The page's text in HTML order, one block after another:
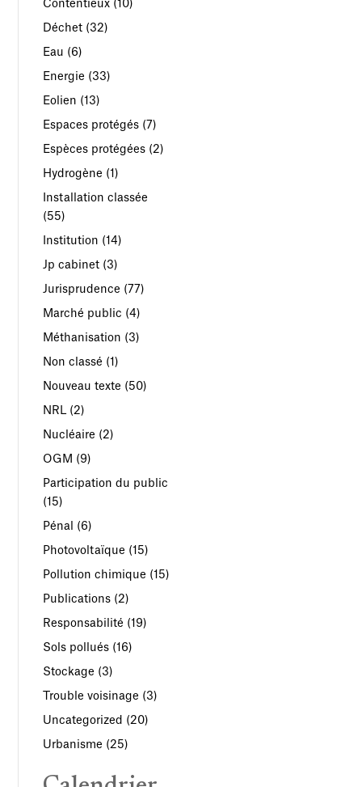
Contentieux (10)
Déchet (32)
Eau (6)
Energie (33)
Eolien (13)
Espaces protégés (7)
Espèces protégées (2)
Hydrogène (1)
Installation classée
(55)
Institution (14)
Jp cabinet (3)
Jurisprudence (77)
Marché public (4)
Méthanisation (3)
Non classé (1)
Nouveau texte (50)
NRL (2)
Nucléaire (2)
OGM (9)
Participation du public
(15)
Pénal (6)
Photovoltaïque (15)
Pollution chimique (15)
Publications (2)
Responsabilité (19)
Sols pollués (16)
Stockage (3)
Trouble voisinage (3)
Uncategorized (20)
Urbanisme (25)